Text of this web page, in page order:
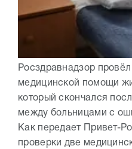
Росздравнадзор
медицинской помощи
который скончался
между больницами с
Как передает Привет-
проверки две